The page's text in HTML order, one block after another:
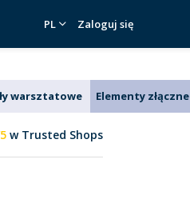
PL Zaloguj się
warsztatowe Elementy złączne
w Trusted Shops